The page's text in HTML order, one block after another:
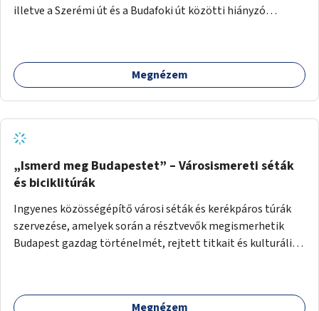
illetve a Szerémi út és a Budafoki út közötti hiányzó
iskolákhoz, kulturális intézményekhez és a Kopaszi-gáthoz
biztosítana elérést.
Megnézem
„Ismerd meg Budapestet” – Városismereti séták
és biciklitúrák
Ingyenes közösségépítő városi séták és kerékpáros túrák
szervezése, amelyek során a résztvevők megismerhetik
Budapest gazdag történelmét, rejtett titkait és kulturális
nyújthat.
Megnézem